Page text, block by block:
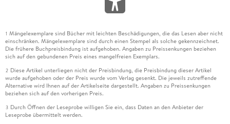
1 Mängelexemplare sind Bücher mit leichten Beschädigungen, die das Lesen aber nicht
einschränken. Mängelexemplare sind durch einen Stempel als solche gekennzeichnet.
Die frühere Buchpreisbindung ist aufgehoben. Angaben zu Preissenkungen beziehen
sich auf den gebundenen Preis eines mangelfreien Exemplars.
2 Diese Artikel unterliegen nicht der Preisbindung, die Preisbindung dieser Artikel
wurde aufgehoben oder der Preis wurde vom Verlag gesenkt. Die jeweils zutreffende
Alternative wird Ihnen auf der Artikelseite dargestellt. Angaben zu Preissenkungen
beziehen sich auf den vorherigen Preis.
3 Durch Öffnen der Leseprobe willigen Sie ein, dass Daten an den Anbieter der
Leseprobe übermittelt werden.